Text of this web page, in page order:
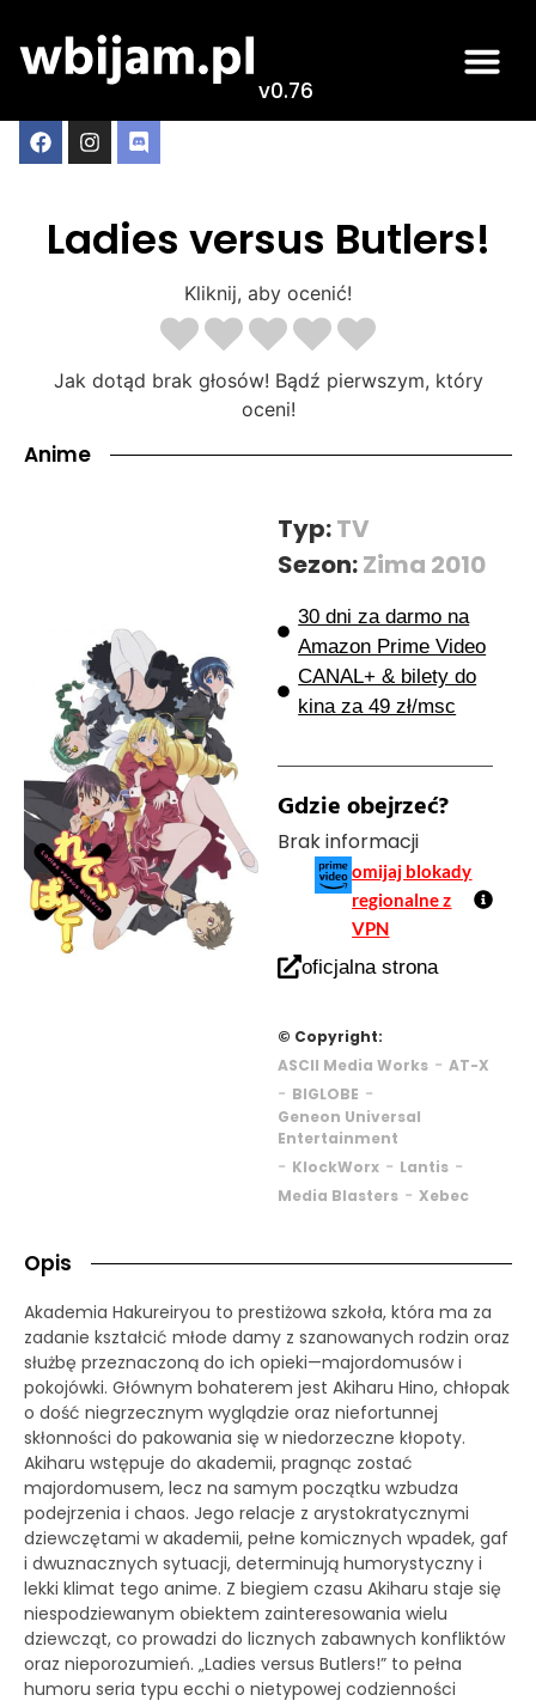
v0.76
Ladies versus Butlers!
Kliknij, aby ocenić!
Jak dotąd brak głosów! Bądź pierwszym, który
oceni!
Anime
Typ:TV
Sezon:Zima 2010
30 dni za darmo na
Amazon Prime Video
CANAL+ & bilety do
kina za 49 zł/msc
Gdzie obejrzeć?
Brak informacji
omijaj blokady
regionalne z
VPN
oficjalna strona
© Copyright:
ASCII Media Works- AT-X
- BIGLOBE -
Geneon Universal
Entertainment
- KlockWorx- Lantis-
Media Blasters- Xebec
Opis
Akademia Hakureiryou to prestiżowa szkoła, która ma za
zadanie kształcić młode damy z szanowanych rodzin oraz
służbę przeznaczoną do ich opieki—majordomusów i
pokojówki. Głównym bohaterem jest Akiharu Hino, chłopak
o dość niegrzecznym wyglądzie oraz niefortunnej
skłonności do pakowania się w niedorzeczne kłopoty.
Akiharu wstępuje do akademii, pragnąc zostać
majordomusem, lecz na samym początku wzbudza
podejrzenia i chaos. Jego relacje z arystokratycznymi
dziewczętami w akademii, pełne komicznych wpadek, gaf
i dwuznacznych sytuacji, determinują humorystyczny i
lekki klimat tego anime. Z biegiem czasu Akiharu staje się
niespodziewanym obiektem zainteresowania wielu
dziewcząt, co prowadzi do licznych zabawnych konfliktów
oraz nieporozumień. „Ladies versus Butlers!” to pełna
humoru seria typu ecchi o nietypowej codzienności